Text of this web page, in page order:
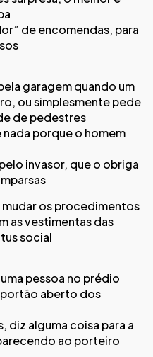
de encomendas, para
garagem quando um
ou simplesmente pede
de pedestres
porque o homem
invasor, que o obriga
os procedimentos
as vestimentas das
social
pessoa no prédio
portão aberto dos
diz alguma coisa para a
ao porteiro